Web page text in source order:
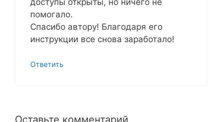
помогало.
Спасибо автору! Благодаря его
инструкции все снова заработало!
Ответить
Оставьте комментарий